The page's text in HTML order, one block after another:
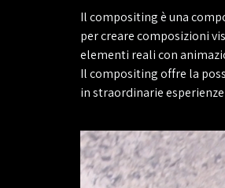
Il compositing è una
per creare composizioni
elementi reali con
Il compositing offre la
in straordinarie